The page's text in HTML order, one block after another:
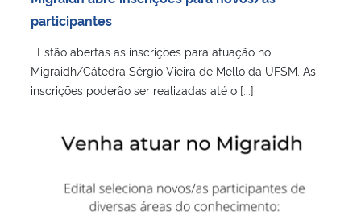
participantes
Estão abertas as inscrições para atuação no
Migraidh/Cátedra Sérgio Vieira de Mello da UFSM. As
inscrições poderão ser realizadas até o [...]